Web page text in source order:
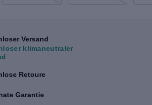
Versand
klimaneutraler
Retoure
Garantie